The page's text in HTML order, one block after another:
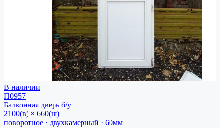
В наличии
П0957
Балконная дверь б/у
2100(в) × 660(ш)
поворотное · двухкамерный · 60мм